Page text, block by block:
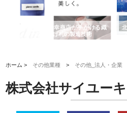
限会社松幸商店が手がける織
ムと下げ札の製造技術
北海道軽金
フライとテ
用ページを新
ホーム > その他業種 > その他_法人・企業
株式会社サイユーキ